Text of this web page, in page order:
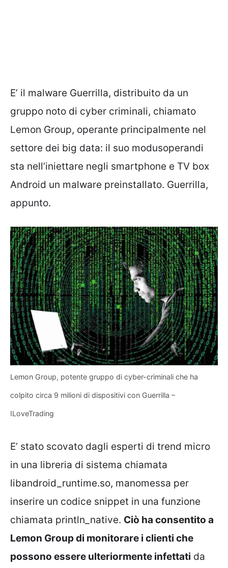
E’ il malware Guerrilla, distribuito da un
gruppo noto di cyber criminali, chiamato
Lemon Group, operante principalmente nel
settore dei big data: il suo modusoperandi
sta nell’iniettare negli smartphone e TV box
Android un malware preinstallato. Guerrilla,
appunto.
Lemon Group, potente gruppo di cyber-criminali che ha
colpito circa 9 milioni di dispositivi con Guerrilla –
ILoveTrading
E’ stato scovato dagli esperti di trend micro
in una libreria di sistema chiamata
libandroid_runtime.so, manomessa per
inserire un codice snippet in una funzione
chiamata println_native. Ciò ha consentito a
Lemon Group di monitorare i clienti che
possono essere ulteriormente infettati da